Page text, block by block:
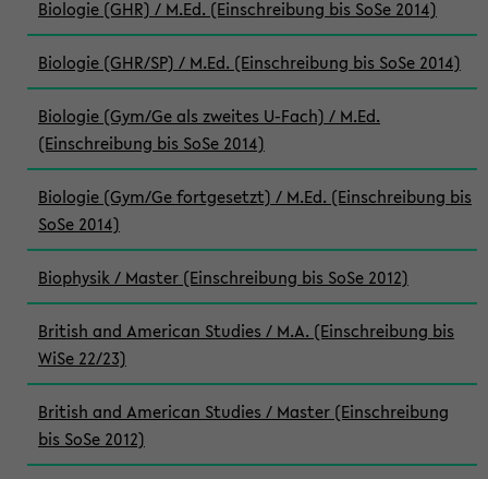
Biologie (GHR) / M.Ed. (Einschreibung bis SoSe 2014)
Biologie (GHR/SP) / M.Ed. (Einschreibung bis SoSe 2014)
Biologie (Gym/Ge als zweites U-Fach) / M.Ed.
(Einschreibung bis SoSe 2014)
Biologie (Gym/Ge fortgesetzt) / M.Ed. (Einschreibung bis
SoSe 2014)
Biophysik / Master (Einschreibung bis SoSe 2012)
British and American Studies / M.A. (Einschreibung bis
WiSe 22/23)
British and American Studies / Master (Einschreibung
bis SoSe 2012)